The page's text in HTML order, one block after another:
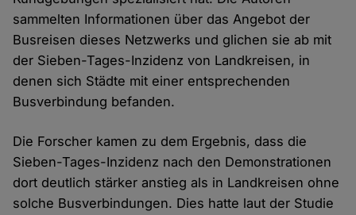
sammelten Informationen über das Angebot der
Busreisen dieses Netzwerks und glichen sie ab mit
der Sieben-Tages-Inzidenz von Landkreisen, in
denen sich Städte mit einer entsprechenden
Busverbindung befanden.
Die Forscher kamen zu dem Ergebnis, dass die
Sieben-Tages-Inzidenz nach den Demonstrationen
dort deutlich stärker anstieg als in Landkreisen ohne
solche Busverbindungen. Dies hatte laut der Studie